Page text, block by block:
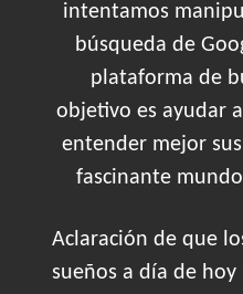
intentamos
búsqueda de
plataforma de
objetivo es ayudar
entender mejor
fascinante
Aclaración de que
sueños a día de hoy